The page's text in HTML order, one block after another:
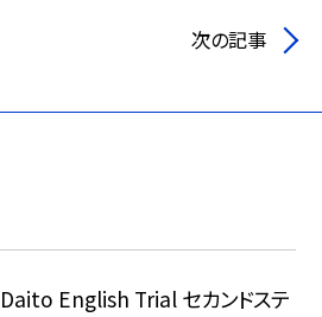
次の記事
Daito English Trial セカンドステ